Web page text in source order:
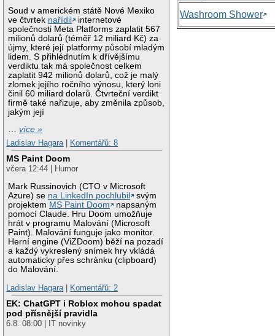
Soud v americkém státě Nové Mexiko
ve čtvrtek nařídil
internetové
společnosti Meta Platforms zaplatit 567
milionů dolarů (téměř 12 miliard Kč) za
újmy, které její platformy působí mladým
lidem. S přihlédnutím k dřívějšímu
verdiktu tak má společnost celkem
zaplatit 942 milionů dolarů, což je malý
zlomek jejího ročního výnosu, který loni
činil 60 miliard dolarů. Čtvrteční verdikt
firmě také nařizuje, aby změnila způsob,
jakým její
…více »
Ladislav Hagara
Komentářů: 8
MS Paint Doom
včera 12:44 | Humor
Mark Russinovich (CTO v Microsoft
Azure) se na LinkedIn pochlubil
svým
projektem MS Paint Doom
napsaným
pomocí Claude. Hru Doom umožňuje
hrát v programu Malování (Microsoft
Paint). Malování funguje jako monitor.
Herní engine (ViZDoom) běží na pozadí
a každý vykreslený snímek hry vkládá
automaticky přes schránku (clipboard)
do Malování.
Ladislav Hagara
Komentářů: 2
EK: ChatGPT i Roblox mohou spadat
pod přísnější pravidla
6.8. 08:00 | IT novinky
Washroom Shower